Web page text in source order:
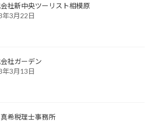
社新中央ツーリスト相模原
年3月22日
社ガーデン
年3月13日
希税理士事務所